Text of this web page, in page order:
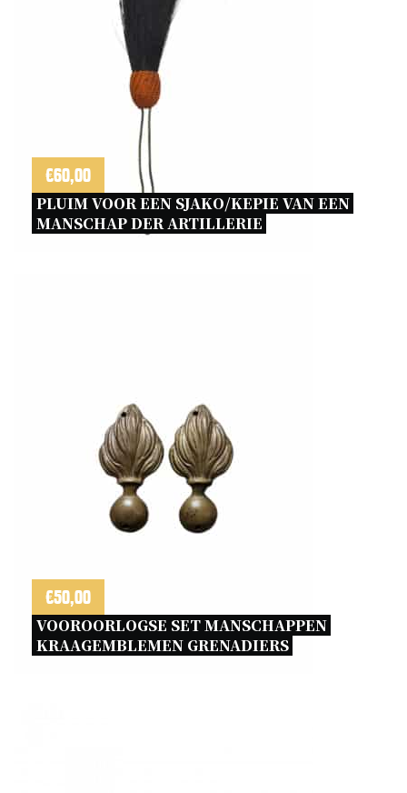
€60,00
PLUIM VOOR EEN SJAKO/KEPIE VAN EEN
MANSCHAP DER ARTILLERIE
€50,00
VOOROORLOGSE SET MANSCHAPPEN
KRAAGEMBLEMEN GRENADIERS